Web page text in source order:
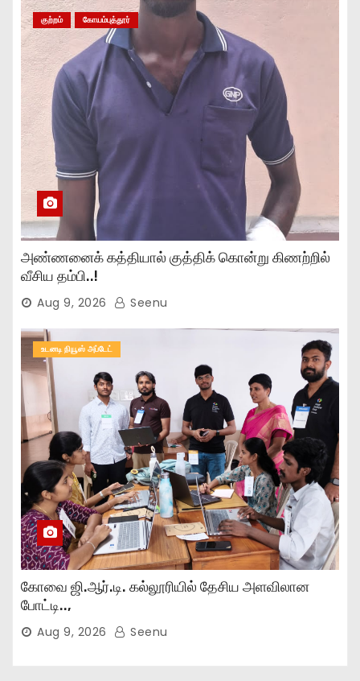
குற்றம் கோயம்புத்தூர்
அண்ணனைக் கத்தியால் குத்திக் கொன்று கிணற்றில்
வீசிய தம்பி..!
Aug 9, 2026 Seenu
உடனடி நியூஸ் அப்டேட்
கோவை ஜி.ஆர்.டி. கல்லூரியில் தேசிய அளவிலான
போட்டி..,
Aug 9, 2026 Seenu